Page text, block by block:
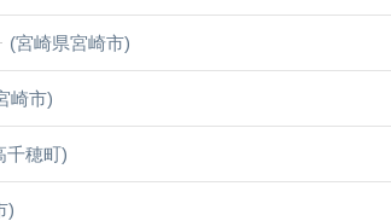
(宮崎県宮崎市)
崎市)
千穂町)
)